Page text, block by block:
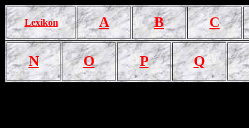
Lexikon A B C
N O P Q